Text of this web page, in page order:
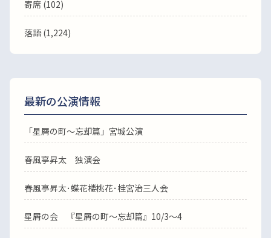
寄席 (102)
落語(1,224)
最新の公演情報
「星屑の町～忘却篇」宮城公演
春風亭昇太 独演会
春風亭昇太･蝶花楼桃花･桂宮治三人会
星屑の会 『星屑の町～忘却篇』10/3～4